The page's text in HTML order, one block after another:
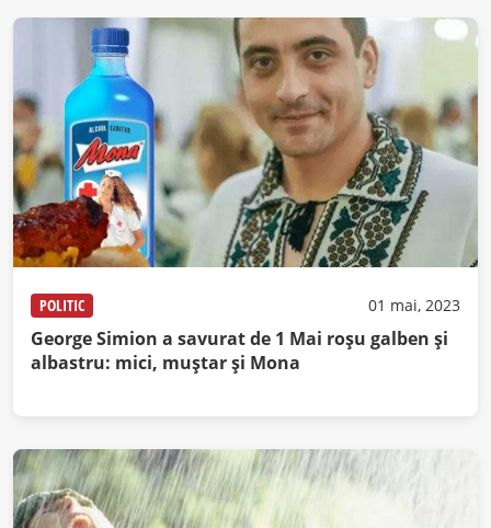
POLITIC 01 mai, 2023
George Simion a savurat de 1 Mai roșu galben și
albastru: mici, muștar și Mona